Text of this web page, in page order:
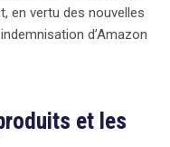
en vertu des nouvelles
d’Amazon
et les